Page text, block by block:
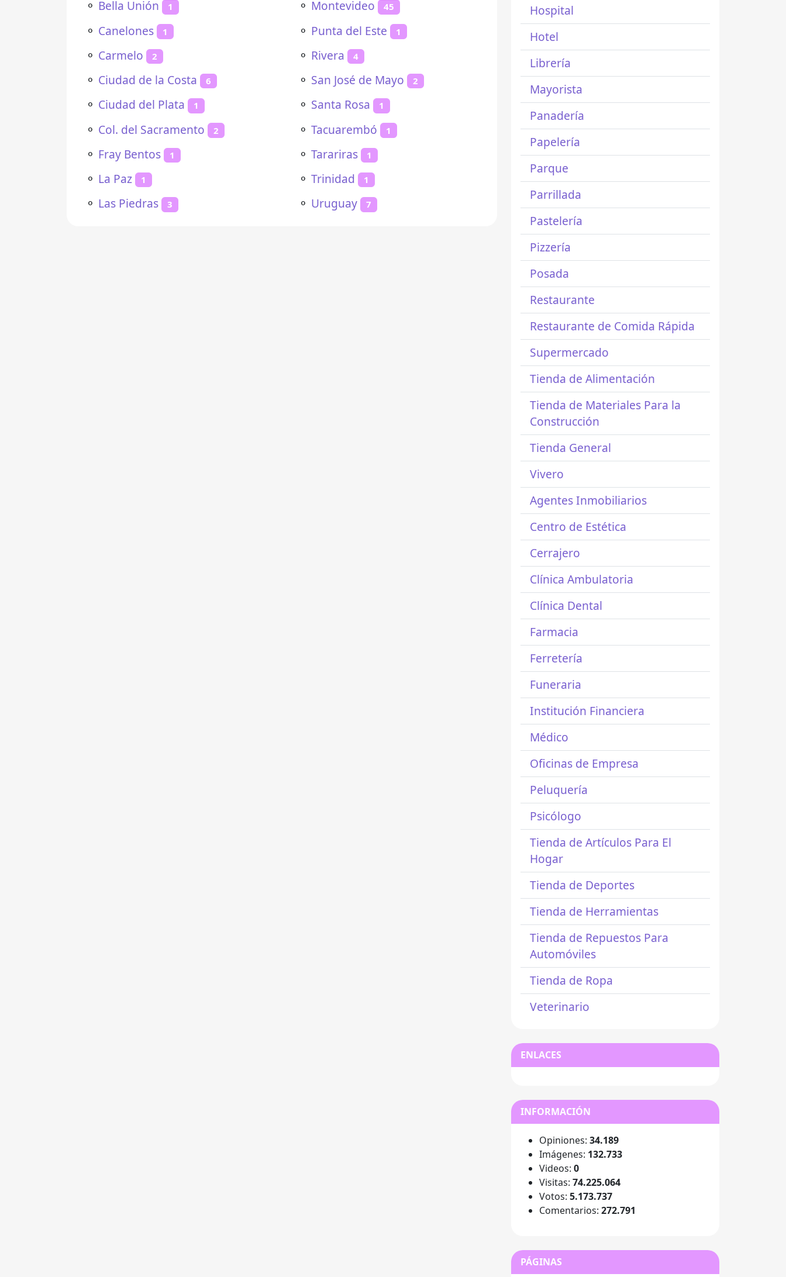
⚬ Bella Unión 1
⚬ Canelones 1
⚬ Carmelo 2
⚬ Ciudad de la Costa 6
⚬ Ciudad del Plata 1
⚬ Col. del Sacramento 2
⚬ Fray Bentos 1
⚬ La Paz 1
⚬ Las Piedras 3
⚬ Montevideo 45
⚬ Punta del Este 1
⚬ Rivera 4
⚬ San José de Mayo 2
⚬ Santa Rosa 1
⚬ Tacuarembó 1
⚬ Tarariras 1
⚬ Trinidad 1
⚬ Uruguay 7
Hospital
Hotel
Librería
Mayorista
Panadería
Papelería
Parque
Parrillada
Pastelería
Pizzería
Posada
Restaurante
Restaurante de Comida Rápida
Supermercado
Tienda de Alimentación
Tienda de Materiales Para la
Construcción
Tienda General
Vivero
Agentes Inmobiliarios
Centro de Estética
Cerrajero
Clínica Ambulatoria
Clínica Dental
Farmacia
Ferretería
Funeraria
Institución Financiera
Médico
Oficinas de Empresa
Peluquería
Psicólogo
Tienda de Artículos Para El
Hogar
Tienda de Deportes
Tienda de Herramientas
Tienda de Repuestos Para
Automóviles
Tienda de Ropa
Veterinario
ENLACES
INFORMACIÓN
Opiniones: 34.189
Imágenes: 132.733
Videos: 0
Visitas: 74.225.064
Votos: 5.173.737
Comentarios: 272.791
PÁGINAS